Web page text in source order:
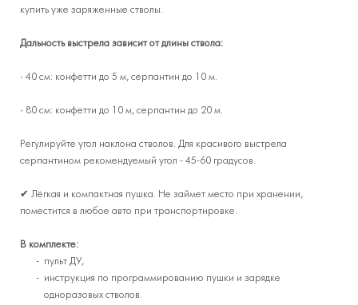
купить уже заряженные стволы.
Дальность выстрела зависит от длины ствола:
· 40 см: конфетти до 5 м, серпантин до 10 м.
· 80 см: конфетти до 10 м, серпантин до 20 м.
Регулируйте угол наклона стволов. Для красивого выстрела
серпантином рекомендуемый угол - 45-60 градусов.
✔ Лёгкая и компактная пушка. Не займет место при хранении,
поместится в любое авто при транспортировке.
В комплекте:
пульт ДУ,
инструкция по программированию пушки и зарядке
одноразовых стволов.